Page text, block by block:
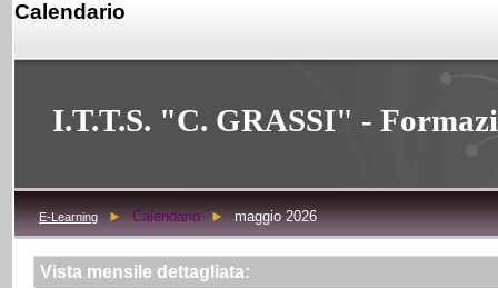
Calendario
I.T.T.S. "C. GRASSI" -
E-Learning ► Calendario ► maggio 2026
Vista mensile dettagliata: